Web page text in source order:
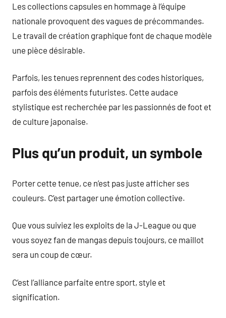
Les collections capsules en hommage à l’équipe
nationale provoquent des vagues de précommandes.
Le travail de création graphique font de chaque modèle
une pièce désirable.
Parfois, les tenues reprennent des codes historiques,
parfois des éléments futuristes. Cette audace
stylistique est recherchée par les passionnés de foot et
de culture japonaise.
Plus qu’un produit, un symbole
Porter cette tenue, ce n’est pas juste afficher ses
couleurs. C’est partager une émotion collective.
Que vous suiviez les exploits de la J-League ou que
vous soyez fan de mangas depuis toujours, ce maillot
sera un coup de cœur.
C’est l’alliance parfaite entre sport, style et
signification.